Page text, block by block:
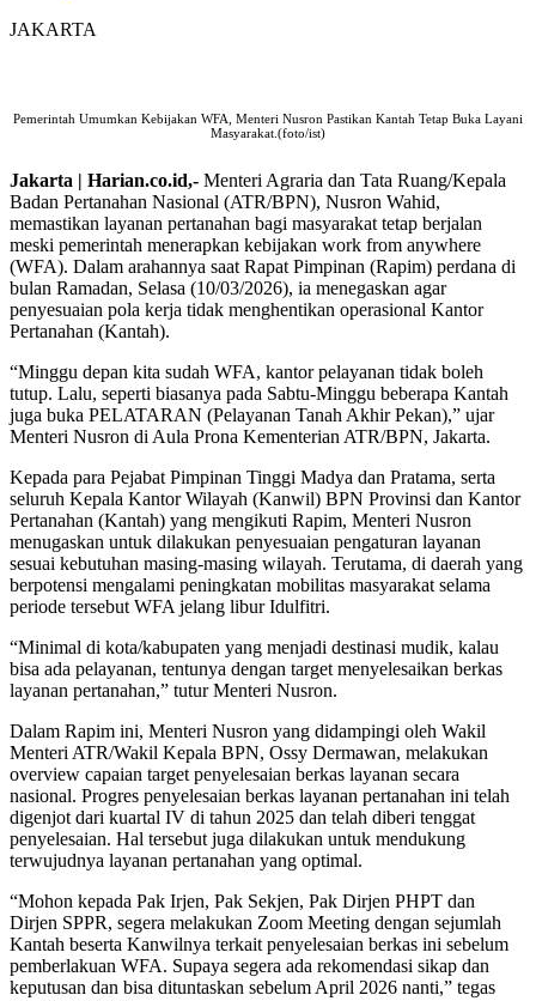
JAKARTA
Pemerintah Umumkan Kebijakan WFA, Menteri Nusron Pastikan Kantah Tetap Buka Layani
Masyarakat.(foto/ist)
Jakarta | Harian.co.id,- Menteri Agraria dan Tata Ruang/Kepala
Badan Pertanahan Nasional (ATR/BPN), Nusron Wahid,
memastikan layanan pertanahan bagi masyarakat tetap berjalan
meski pemerintah menerapkan kebijakan work from anywhere
(WFA). Dalam arahannya saat Rapat Pimpinan (Rapim) perdana di
bulan Ramadan, Selasa (10/03/2026), ia menegaskan agar
penyesuaian pola kerja tidak menghentikan operasional Kantor
Pertanahan (Kantah).
“Minggu depan kita sudah WFA, kantor pelayanan tidak boleh
tutup. Lalu, seperti biasanya pada Sabtu-Minggu beberapa Kantah
juga buka PELATARAN (Pelayanan Tanah Akhir Pekan),” ujar
Menteri Nusron di Aula Prona Kementerian ATR/BPN, Jakarta.
Kepada para Pejabat Pimpinan Tinggi Madya dan Pratama, serta
seluruh Kepala Kantor Wilayah (Kanwil) BPN Provinsi dan Kantor
Pertanahan (Kantah) yang mengikuti Rapim, Menteri Nusron
menugaskan untuk dilakukan penyesuaian pengaturan layanan
sesuai kebutuhan masing-masing wilayah. Terutama, di daerah yang
berpotensi mengalami peningkatan mobilitas masyarakat selama
periode tersebut WFA jelang libur Idulfitri.
“Minimal di kota/kabupaten yang menjadi destinasi mudik, kalau
bisa ada pelayanan, tentunya dengan target menyelesaikan berkas
layanan pertanahan,” tutur Menteri Nusron.
Dalam Rapim ini, Menteri Nusron yang didampingi oleh Wakil
Menteri ATR/Wakil Kepala BPN, Ossy Dermawan, melakukan
overview capaian target penyelesaian berkas layanan secara
nasional. Progres penyelesaian berkas layanan pertanahan ini telah
digenjot dari kuartal IV di tahun 2025 dan telah diberi tenggat
penyelesaian. Hal tersebut juga dilakukan untuk mendukung
terwujudnya layanan pertanahan yang optimal.
“Mohon kepada Pak Irjen, Pak Sekjen, Pak Dirjen PHPT dan
Dirjen SPPR, segera melakukan Zoom Meeting dengan sejumlah
Kantah beserta Kanwilnya terkait penyelesaian berkas ini sebelum
pemberlakuan WFA. Supaya segera ada rekomendasi sikap dan
keputusan dan bisa dituntaskan sebelum April 2026 nanti,” tegas